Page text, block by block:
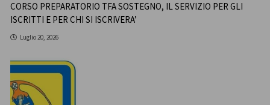
CORSO PREPARATORIO TFA SOSTEGNO, IL SERVIZIO PER GLI
ISCRITTI E PER CHI SI ISCRIVERA’
Luglio 20, 2026